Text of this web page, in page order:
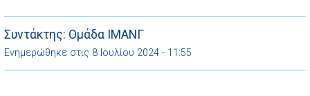
Συντάκτης: Ομάδα ΙΜΑΝΓ
Ενημερώθηκε στις 8 Ιουλίου 2024 - 11:55